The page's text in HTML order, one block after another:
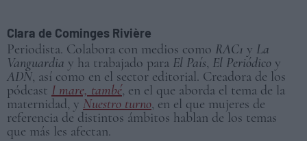
Clara de Cominges Rivière
Periodista. Colabora con medios como RAC1 y La
Vanguardia y ha trabajado para El País, El Periódico y
ADN, así como en el sector editorial. Creadora de los
pódcast I mare, també, en el que aborda el tema de la
maternidad, y Nuestro turno, en el que mujeres de
referencia de distintos ámbitos hablan de los temas
que más les afectan.